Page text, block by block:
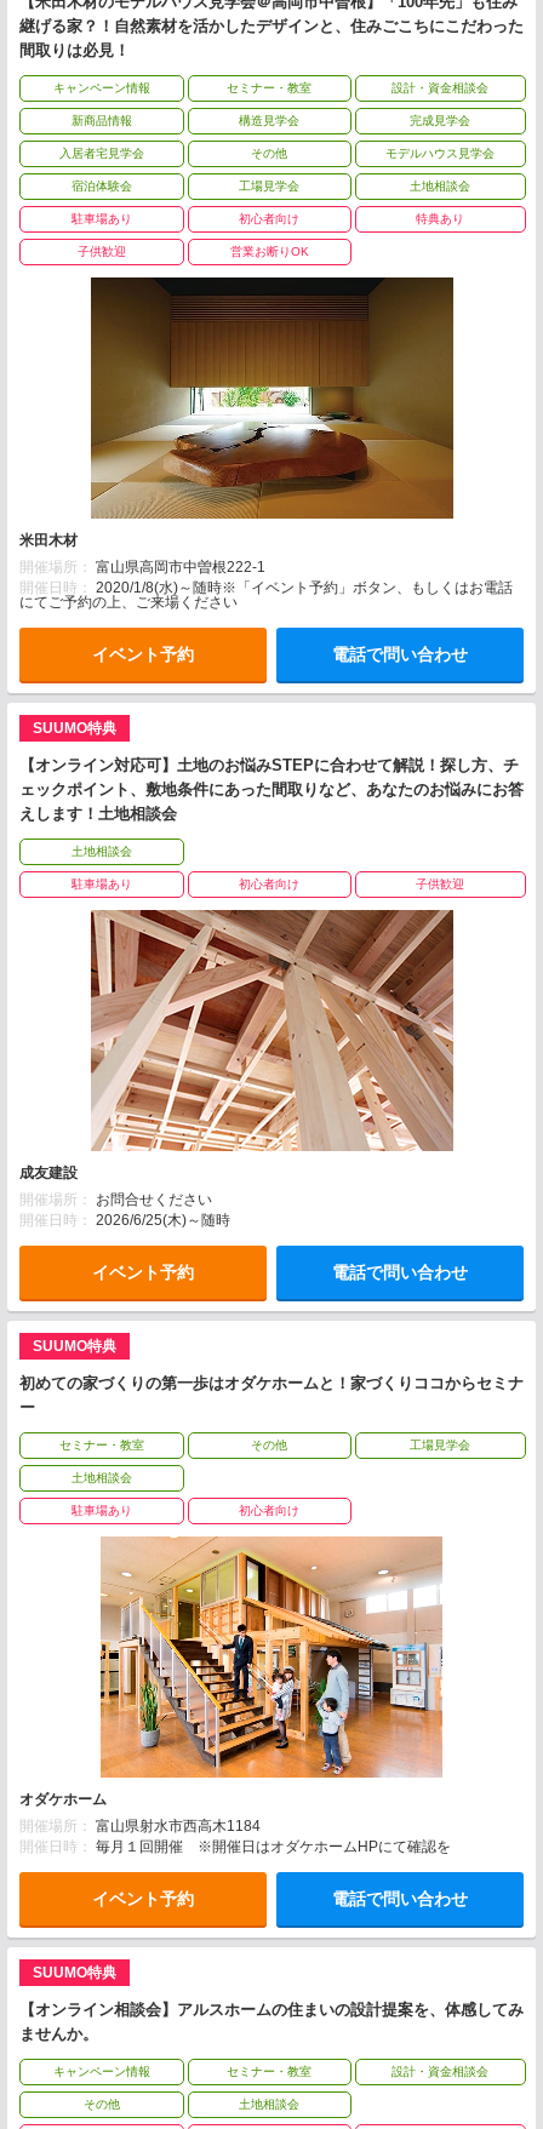
継げる家？！自然素材を活かしたデザインと、住みごこちにこだわった
間取りは必見！
キャンペーン情報 セミナー・教室 設計・資金相談会
新商品情報 構造見学会 完成見学会
入居者宅見学会 その他 モデルハウス見学会
宿泊体験会 工場見学会 土地相談会
駐車場あり 初心者向け 特典あり
子供歓迎 営業お断りOK
米田木材
開催場所： 富山県高岡市中曽根222-1
開催日時： 2020/1/8(水)～随時※「イベント予約」ボタン、もしくはお電話
にてご予約の上、ご来場ください
イベント予約 電話で問い合わせ
SUUMO特典
【オンライン対応可】土地のお悩みSTEPに合わせて解説！探し方、チ
ェックポイント、敷地条件にあった間取りなど、あなたのお悩みにお答
えします！土地相談会
土地相談会
駐車場あり 初心者向け 子供歓迎
成友建設
開催場所：
お問合せください
開催日時： 2026/6/25(木)～随時
イベント予約 電話で問い合わせ
SUUMO特典
初めての家づくりの第一歩はオダケホームと！家づくりココからセミナ
ー
セミナー・教室 その他 工場見学会
土地相談会
駐車場あり 初心者向け
オダケホーム
開催場所： 富山県射水市西高木1184
開催日時： 毎月１回開催 ※開催日はオダケホームHPにて確認を
イベント予約 電話で問い合わせ
SUUMO特典
【オンライン相談会】アルスホームの住まいの設計提案を、体感してみ
ませんか。
キャンペーン情報 セミナー・教室 設計・資金相談会
その他 土地相談会